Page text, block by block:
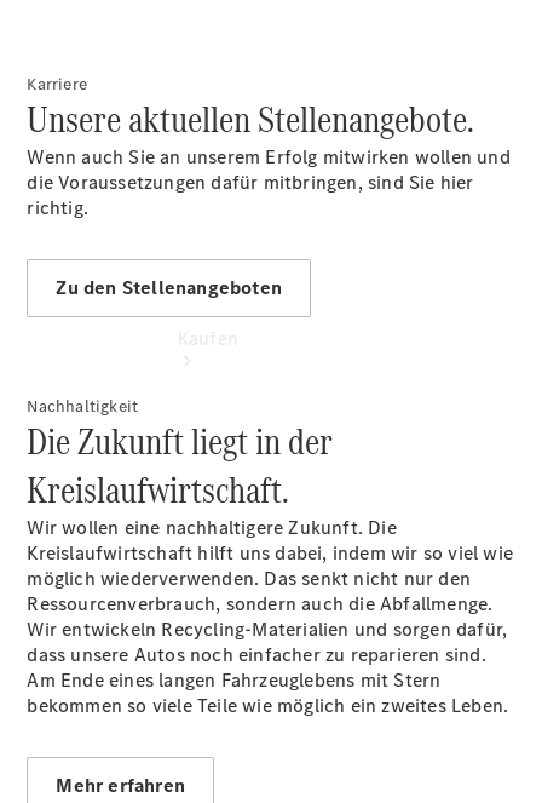
Übersicht
Junge
Sterne -
elektrisch
Hauptuntersuchung:
Geprüft unterwegs.
Karriere
Unsere aktuellen Stellenangebote.
Wenn auch Sie an unserem Erfolg mitwirken wollen und
die Voraussetzungen dafür mitbringen, sind Sie hier
richtig.
Zu den Stellenangeboten
Nachhaltigkeit
Die Zukunft liegt in der
Kreislaufwirtschaft.
Wir wollen eine nachhaltigere Zukunft. Die
Kreislaufwirtschaft hilft uns dabei, indem wir so viel wie
möglich wiederverwenden. Das senkt nicht nur den
Ressourcenverbrauch, sondern auch die Abfallmenge.
Wir entwickeln Recycling-Materialien und sorgen dafür,
dass unsere Autos noch einfacher zu reparieren sind.
Am Ende eines langen Fahrzeuglebens mit Stern
bekommen so viele Teile wie möglich ein zweites Leben.
Mehr erfahren